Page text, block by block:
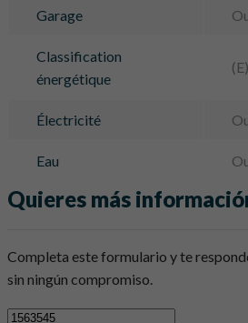
Garage
Classification
énergétique
(E)
Électricité
Eau
Quieres más
Completa este formulario y te
sin ningún compromiso.